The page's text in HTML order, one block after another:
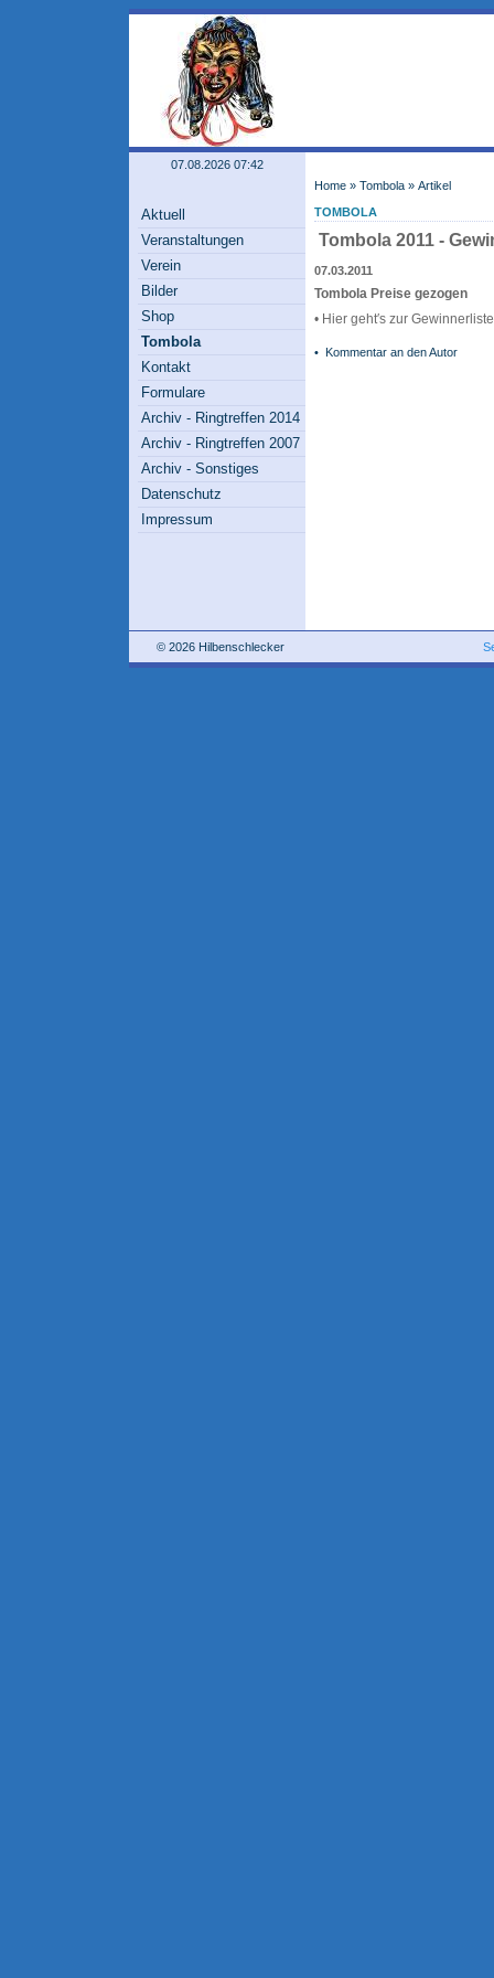
07.08.2026 07:42
Aktuell
Veranstaltungen
Verein
Bilder
Shop
Tombola
Kontakt
Formulare
Archiv - Ringtreffen 2014
Archiv - Ringtreffen 2007
Archiv - Sonstiges
Datenschutz
Impressum
Home » Tombola » Artikel
TOMBOLA
Tombola 2011 -
07.03.2011
Tombola Preise gezogen
• Hier geht′s zur Gewinnerliste
• Kommentar an den Autor
© 2026 Hilbenschlecker